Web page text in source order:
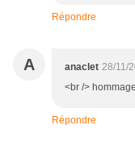
Répondre
A anaclet 28/11/
<br />
Répondre